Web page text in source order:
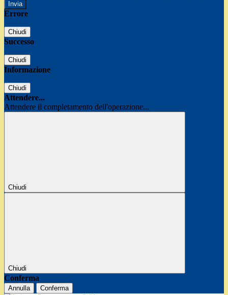
Errore
Chiudi
Successo
Chiudi
Informazione
Chiudi
Attendere...
Attendere il completamento dell'operazione...
Chiudi
Chiudi
Conferma
Annulla Conferma